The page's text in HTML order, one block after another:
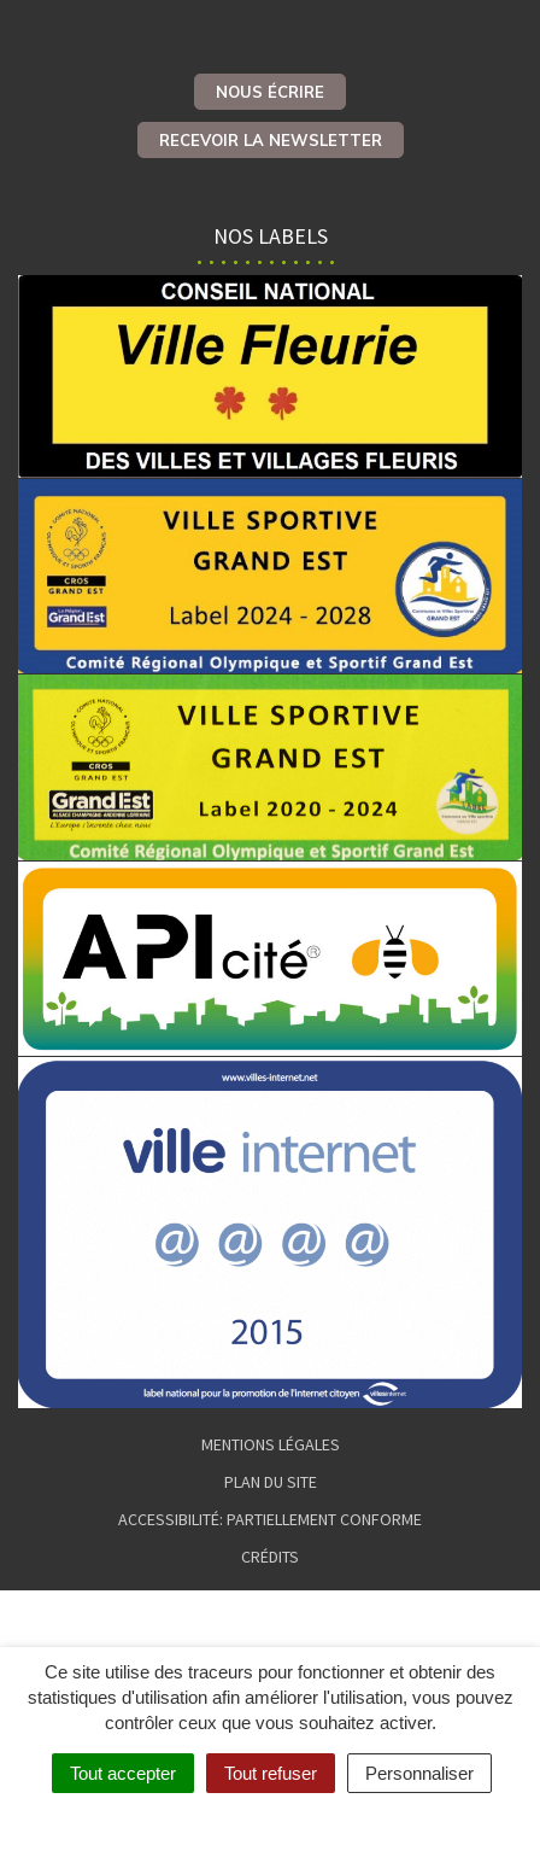
Ce site utilise des traceurs pour fonctionner et obtenir des
statistiques d'utilisation afin améliorer l'utilisation, vous pouvez
contrôler ceux que vous souhaitez activer.
Tout accepter Tout refuser Personnaliser
NOUS ÉCRIRE
RECEVOIR LA NEWSLETTER
NOS LABELS
MENTIONS LÉGALES
PLAN DU SITE
ACCESSIBILITÉ: PARTIELLEMENT CONFORME
CRÉDITS